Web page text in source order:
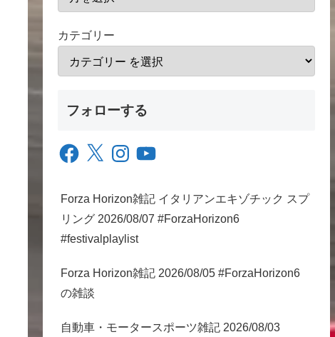
カテゴリー
フォローする
Facebook
X InstagramYouTube
Forza Horizon雑記 イタリアンエキゾチック スプ
リング 2026/08/07 #ForzaHorizon6
#festivalplaylist
Forza Horizon雑記 2026/08/05 #ForzaHorizon6
の雑談
自動車・モータースポーツ雑記 2026/08/03